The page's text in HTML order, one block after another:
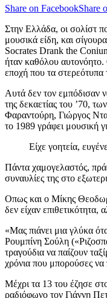
Share on FacebookShare
Στην Ελλάδα, οι σολίστ
μουσικά είδη, και
Socrates Drank the
ήταν καθόλου αυτονόητο.
εποχή που τα
Αυτά δεν τον εμπόδισαν
της δεκαετίας του ’70,
Φαραντούρη, Γιώργος
το 1989 γράφει μουσική
Είχε γοητεία,
Πάντα χαμογελαστός,
συναυλίες της στο
Οπως και ο Μίκης
δεν είχαν
«Μας πιάνει μια γλύκα
Ρουμπίνη Σούλη
τραγούδια να παίζουν
χρόνια που μπορούσες να
Μέχρι τα 13 του έζησε
ραδιόφωνο τον Γιάννη